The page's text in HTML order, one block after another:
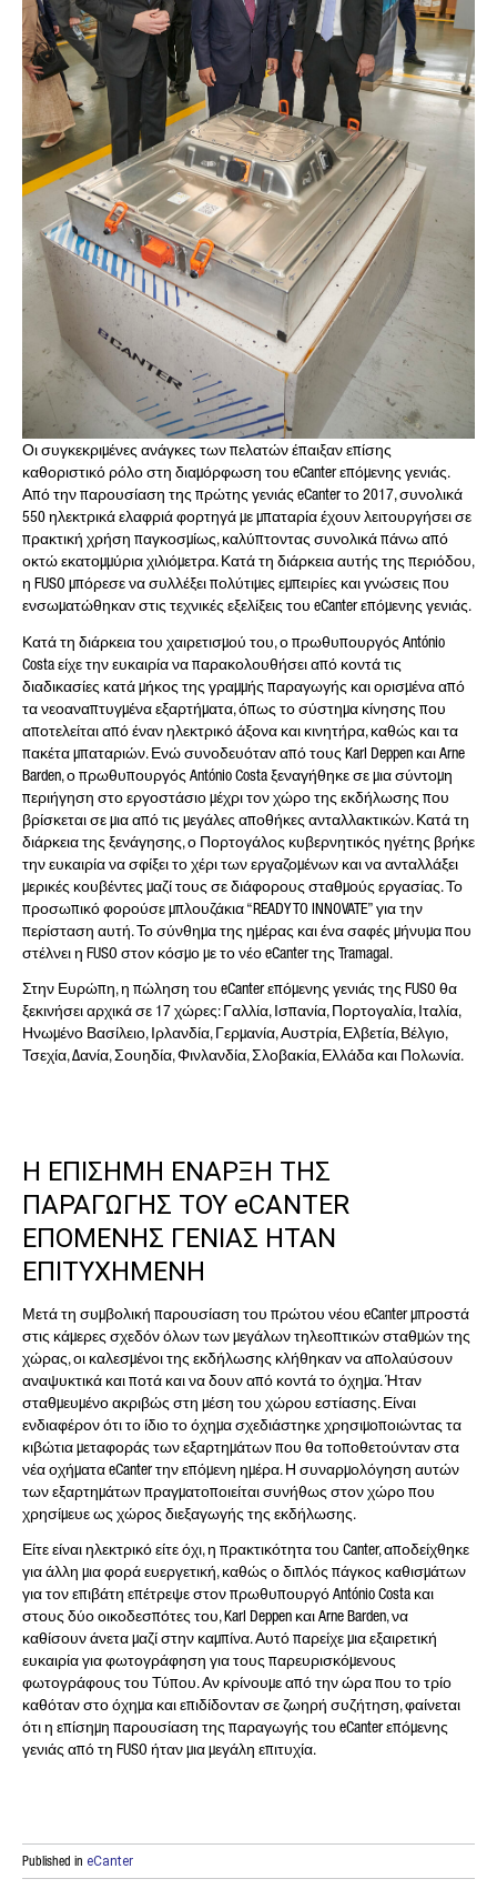
Οι συγκεκριμένες ανάγκες των πελατών έπαιξαν επίσης
καθοριστικό ρόλο στη διαμόρφωση του eCanter επόμενης γενιάς.
Από την παρουσίαση της πρώτης γενιάς eCanter το 2017, συνολικά
550 ηλεκτρικά ελαφριά φορτηγά με μπαταρία έχουν λειτουργήσει σε
πρακτική χρήση παγκοσμίως, καλύπτοντας συνολικά πάνω από
οκτώ εκατομμύρια χιλιόμετρα. Κατά τη διάρκεια αυτής της περιόδου,
η FUSO μπόρεσε να συλλέξει πολύτιμες εμπειρίες και γνώσεις που
ενσωματώθηκαν στις τεχνικές εξελίξεις του eCanter επόμενης γενιάς.
Κατά τη διάρκεια του χαιρετισμού του, ο πρωθυπουργός António
Costa είχε την ευκαιρία να παρακολουθήσει από κοντά τις
διαδικασίες κατά μήκος της γραμμής παραγωγής και ορισμένα από
τα νεοαναπτυγμένα εξαρτήματα, όπως το σύστημα κίνησης που
αποτελείται από έναν ηλεκτρικό άξονα και κινητήρα, καθώς και τα
πακέτα μπαταριών. Ενώ συνοδευόταν από τους Karl Deppen και Arne
Barden, ο πρωθυπουργός António Costa ξεναγήθηκε σε μια σύντομη
περιήγηση στο εργοστάσιο μέχρι τον χώρο της εκδήλωσης που
βρίσκεται σε μια από τις μεγάλες αποθήκες ανταλλακτικών. Κατά τη
διάρκεια της ξενάγησης, ο Πορτογάλος κυβερνητικός ηγέτης βρήκε
την ευκαιρία να σφίξει το χέρι των εργαζομένων και να ανταλλάξει
μερικές κουβέντες μαζί τους σε διάφορους σταθμούς εργασίας. Το
προσωπικό φορούσε μπλουζάκια “READY TO INNOVATE” για την
περίσταση αυτή. Το σύνθημα της ημέρας και ένα σαφές μήνυμα που
στέλνει η FUSO στον κόσμο με το νέο eCanter της Tramagal.
Στην Ευρώπη, η πώληση του eCanter επόμενης γενιάς της FUSO θα
ξεκινήσει αρχικά σε 17 χώρες: Γαλλία, Ισπανία, Πορτογαλία, Ιταλία,
Ηνωμένο Βασίλειο, Ιρλανδία, Γερμανία, Αυστρία, Ελβετία, Βέλγιο,
Τσεχία, Δανία, Σουηδία, Φινλανδία, Σλοβακία, Ελλάδα και Πολωνία.
Η ΕΠΙΣΗΜΗ ΕΝΑΡΞΗ ΤΗΣ
ΠΑΡΑΓΩΓΗΣ ΤΟΥ eCANTER
ΕΠΟΜΕΝΗΣ ΓΕΝΙΑΣ ΗΤΑΝ
ΕΠΙΤΥΧΗΜΕΝΗ
Μετά τη συμβολική παρουσίαση του πρώτου νέου eCanter μπροστά
στις κάμερες σχεδόν όλων των μεγάλων τηλεοπτικών σταθμών της
χώρας, οι καλεσμένοι της εκδήλωσης κλήθηκαν να απολαύσουν
αναψυκτικά και ποτά και να δουν από κοντά το όχημα. Ήταν
σταθμευμένο ακριβώς στη μέση του χώρου εστίασης. Είναι
ενδιαφέρον ότι το ίδιο το όχημα σχεδιάστηκε χρησιμοποιώντας τα
κιβώτια μεταφοράς των εξαρτημάτων που θα τοποθετούνταν στα
νέα οχήματα eCanter την επόμενη ημέρα. Η συναρμολόγηση αυτών
των εξαρτημάτων πραγματοποιείται συνήθως στον χώρο που
χρησίμευε ως χώρος διεξαγωγής της εκδήλωσης.
Είτε είναι ηλεκτρικό είτε όχι, η πρακτικότητα του Canter, αποδείχθηκε
για άλλη μια φορά ευεργετική, καθώς ο διπλός πάγκος καθισμάτων
για τον επιβάτη επέτρεψε στον πρωθυπουργό António Costa και
στους δύο οικοδεσπότες του, Karl Deppen και Arne Barden, να
καθίσουν άνετα μαζί στην καμπίνα. Αυτό παρείχε μια εξαιρετική
ευκαιρία για φωτογράφηση για τους παρευρισκόμενους
φωτογράφους του Τύπου. Αν κρίνουμε από την ώρα που το τρίο
καθόταν στο όχημα και επιδίδονταν σε ζωηρή συζήτηση, φαίνεται
ότι η επίσημη παρουσίαση της παραγωγής του eCanter επόμενης
γενιάς από τη FUSO ήταν μια μεγάλη επιτυχία.
Published in eCanter